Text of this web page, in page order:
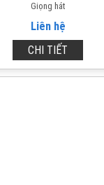
Giọng hát
Liên hệ
CHI TIẾT